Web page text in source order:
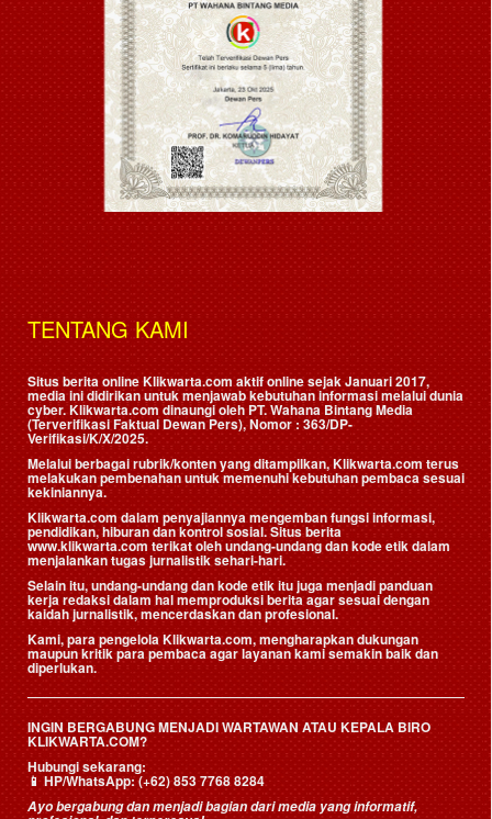
TENTANG KAMI
Situs berita online Klikwarta.com aktif online sejak Januari 2017,
media ini didirikan untuk menjawab kebutuhan informasi melalui dunia
cyber. Klikwarta.com dinaungi oleh PT. Wahana Bintang Media
(Terverifikasi Faktual Dewan Pers), Nomor : 363/DP-
Verifikasi/K/X/2025.
Melalui berbagai rubrik/konten yang ditampilkan, Klikwarta.com terus
melakukan pembenahan untuk memenuhi kebutuhan pembaca sesuai
kekiniannya.
Klikwarta.com dalam penyajiannya mengemban fungsi informasi,
pendidikan, hiburan dan kontrol sosial. Situs berita
www.klikwarta.com terikat oleh undang-undang dan kode etik dalam
menjalankan tugas jurnalistik sehari-hari.
Selain itu, undang-undang dan kode etik itu juga menjadi panduan
kerja redaksi dalam hal memproduksi berita agar sesuai dengan
kaidah jurnalistik, mencerdaskan dan profesional.
Kami, para pengelola Klikwarta.com, mengharapkan dukungan
maupun kritik para pembaca agar layanan kami semakin baik dan
diperlukan.
INGIN BERGABUNG MENJADI WARTAWAN ATAU KEPALA BIRO
KLIKWARTA.COM?
Hubungi sekarang:
📱HP/WhatsApp:(+62) 853 7768 8284
Ayo bergabung dan menjadi bagian dari media yang informatif,